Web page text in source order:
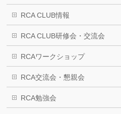
RCA CLUB情報
RCA CLUB研修会・交流会
RCAワークショップ
RCA交流会・懇親会
RCA勉強会